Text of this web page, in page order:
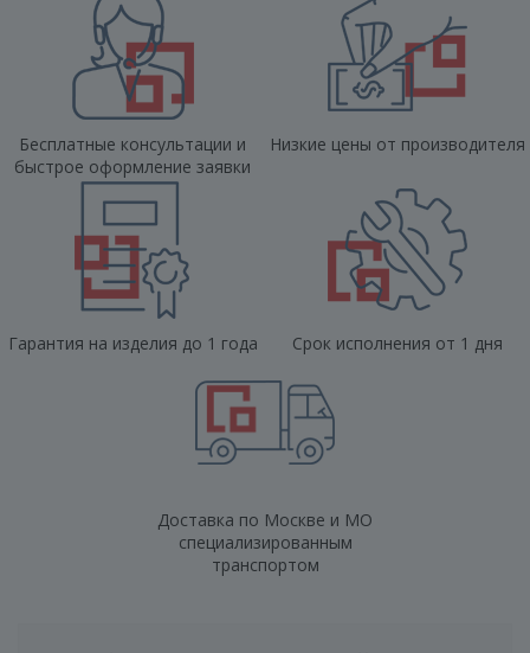
Бесплатные консультации и
быстрое оформление заявки
Низкие цены от производителя
Гарантия на изделия до 1 года Срок исполнения от 1 дня
Доставка по Москве и МО
специализированным
транспортом